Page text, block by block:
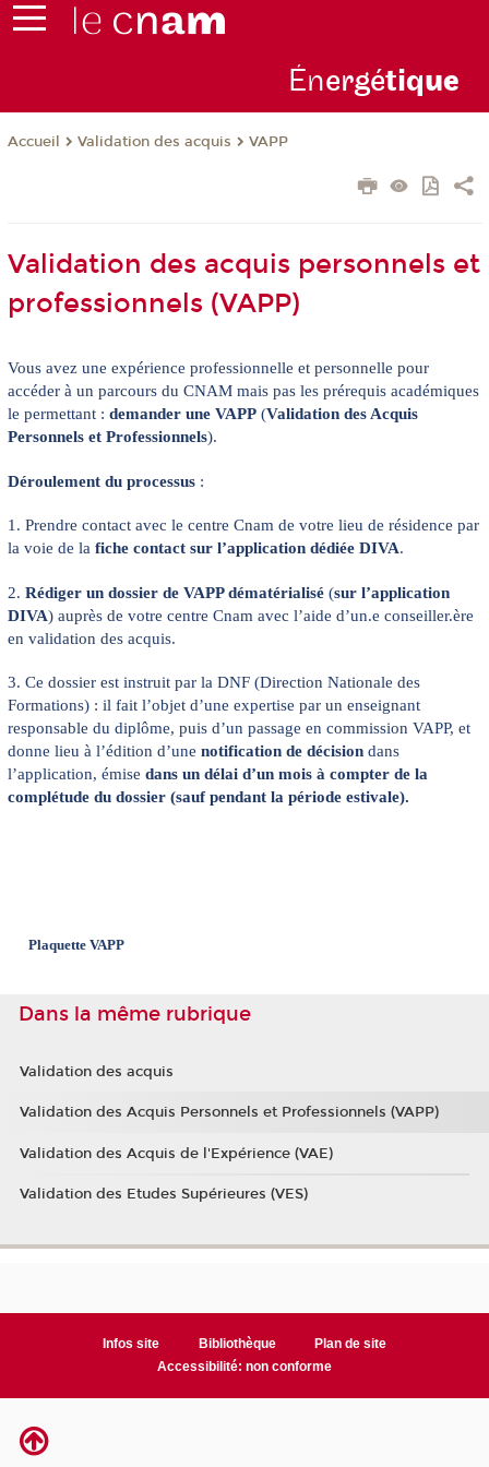
Énergétique
Accueil Validation des acquis VAPP
Validation des acquis personnels et
professionnels (VAPP)
Vous avez une expérience professionnelle et personnelle pour
accéder à un parcours du CNAM mais pas les prérequis académiques
le permettant : demander une VAPP(Validation des Acquis
Personnels et Professionnels).
Déroulement du processus:
1. Prendre contact avec le centre Cnam de votre lieu de résidence par
la voie de la fiche contactsur l’application dédiée DIVA.
2. Rédiger un dossier de VAPP dématérialisé(sur l’application
DIVA) auprès de votre centre Cnam avec l’aide d’un.e conseiller.ère
en validation des acquis.
3. Ce dossier est instruit par la DNF (Direction Nationale des
Formations) : il fait l’objet d’une expertise par un enseignant
responsable du diplôme, puis d’un passage en commission VAPP, et
donne lieu à l’édition d’une notification de décisiondans
l’application, émise dans un délai d’un mois à compter de la
complétude du dossier (sauf pendant la période estivale).
Plaquette VAPP
Dans la même rubrique
Validation des acquis
Validation des Acquis Personnels et Professionnels (VAPP)
Validation des Acquis de l'Expérience (VAE)
Validation des Etudes Supérieures (VES)
Infos site Bibliothèque
Plan de site
Accessibilité: non conforme